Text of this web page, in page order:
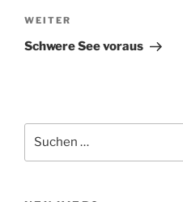
Nächster
Beitrag
WEITER
Schwere See voraus
nach: